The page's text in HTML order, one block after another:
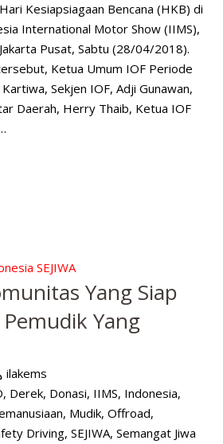
Kesiapsiagaan Bencana (HKB) di
International Motor Show (IIMS),
Pusat, Sabtu (28/04/2018).
Ketua Umum IOF Periode
Sekjen IOF, Adji Gunawan,
Daerah, Herry Thaib, Ketua IOF
Yang Siap
Yang
ilakems
, Derek, Donasi, IIMS, Indonesia,
, Mudik, Offroad,
Driving, SEJIWA, Semangat Jiwa